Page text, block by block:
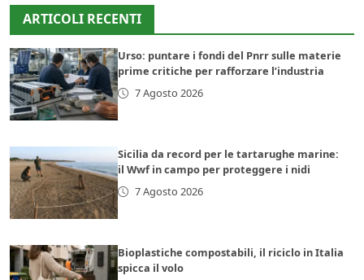
ARTICOLI RECENTI
Urso: puntare i fondi del Pnrr sulle materie
prime critiche per rafforzare l’industria
7 Agosto 2026
Sicilia da record per le tartarughe marine:
il Wwf in campo per proteggere i nidi
7 Agosto 2026
Bioplastiche compostabili, il riciclo in Italia
spicca il volo